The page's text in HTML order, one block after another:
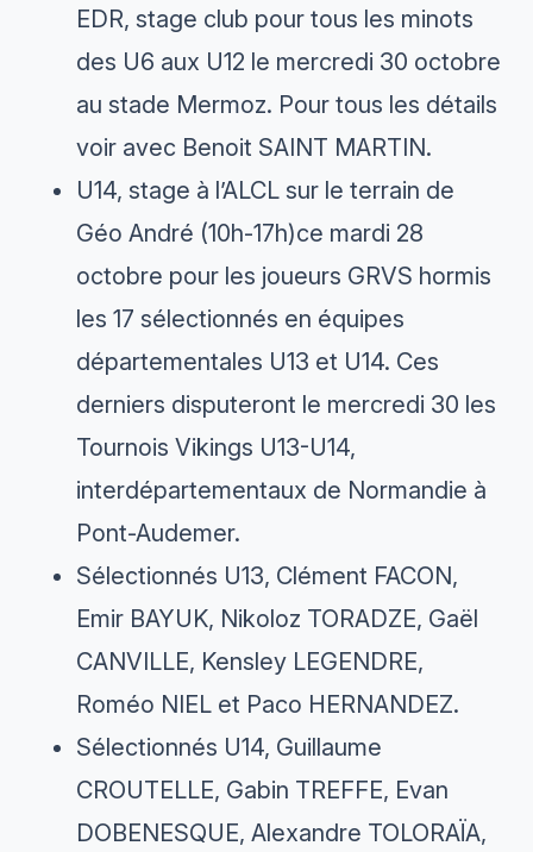
EDR, stage club pour tous les minots
des U6 aux U12 le mercredi 30 octobre
au stade Mermoz. Pour tous les détails
voir avec Benoit SAINT MARTIN.
U14, stage à l’ALCL sur le terrain de
Géo André (10h-17h)ce mardi 28
octobre pour les joueurs GRVS hormis
les 17 sélectionnés en équipes
départementales U13 et U14. Ces
derniers disputeront le mercredi 30 les
Tournois Vikings U13-U14,
interdépartementaux de Normandie à
Pont-Audemer.
Sélectionnés U13, Clément FACON,
Emir BAYUK, Nikoloz TORADZE, Gaël
CANVILLE, Kensley LEGENDRE,
Roméo NIEL et Paco HERNANDEZ.
Sélectionnés U14, Guillaume
CROUTELLE, Gabin TREFFE, Evan
DOBENESQUE, Alexandre TOLORAÏA,